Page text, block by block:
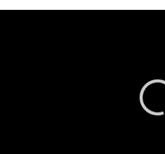
Ce vendredi 26 mai, un sticker a
l’administration communale par